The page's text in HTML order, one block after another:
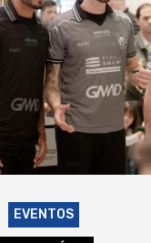
EVENTOS